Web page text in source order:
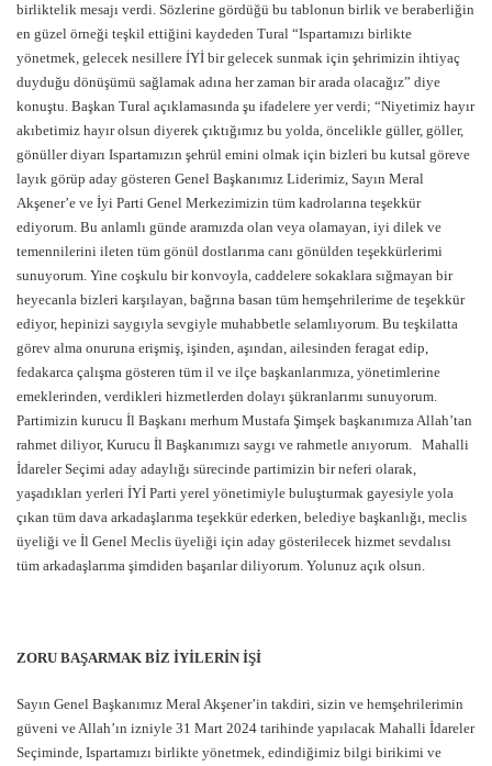
birliktelik mesajı verdi. Sözlerine gördüğü bu tablonun birlik ve beraberliğin
en güzel örneği teşkil ettiğini kaydeden Tural “Ispartamızı birlikte
yönetmek, gelecek nesillere İYİ bir gelecek sunmak için şehrimizin ihtiyaç
duyduğu dönüşümü sağlamak adına her zaman bir arada olacağız” diye
konuştu. Başkan Tural açıklamasında şu ifadelere yer verdi; “Niyetimiz hayır
akıbetimiz hayır olsun diyerek çıktığımız bu yolda, öncelikle güller, göller,
gönüller diyarı Ispartamızın şehrül emini olmak için bizleri bu kutsal göreve
layık görüp aday gösteren Genel Başkanımız Liderimiz, Sayın Meral
Akşener’e ve İyi Parti Genel Merkezimizin tüm kadrolarına teşekkür
ediyorum. Bu anlamlı günde aramızda olan veya olamayan, iyi dilek ve
temennilerini ileten tüm gönül dostlarıma canı gönülden teşekkürlerimi
sunuyorum. Yine coşkulu bir konvoyla, caddelere sokaklara sığmayan bir
heyecanla bizleri karşılayan, bağrına basan tüm hemşehrilerime de teşekkür
ediyor, hepinizi saygıyla sevgiyle muhabbetle selamlıyorum. Bu teşkilatta
görev alma onuruna erişmiş, işinden, aşından, ailesinden feragat edip,
fedakarca çalışma gösteren tüm il ve ilçe başkanlarımıza, yönetimlerine
emeklerinden, verdikleri hizmetlerden dolayı şükranlarımı sunuyorum.
Partimizin kurucu İl Başkanı merhum Mustafa Şimşek başkanımıza Allah’tan
rahmet diliyor, Kurucu İl Başkanımızı saygı ve rahmetle anıyorum. Mahalli
İdareler Seçimi aday adaylığı sürecinde partimizin bir neferi olarak,
yaşadıkları yerleri İYİ Parti yerel yönetimiyle buluşturmak gayesiyle yola
çıkan tüm dava arkadaşlarıma teşekkür ederken, belediye başkanlığı, meclis
üyeliği ve İl Genel Meclis üyeliği için aday gösterilecek hizmet sevdalısı
tüm arkadaşlarıma şimdiden başarılar diliyorum. Yolunuz açık olsun.
ZORU BAŞARMAK BİZ İYİLERİN İŞİ
Sayın Genel Başkanımız Meral Akşener’in takdiri, sizin ve hemşehrilerimin
güveni ve Allah’ın izniyle 31 Mart 2024 tarihinde yapılacak Mahalli İdareler
Seçiminde, Ispartamızı birlikte yönetmek, edindiğimiz bilgi birikimi ve